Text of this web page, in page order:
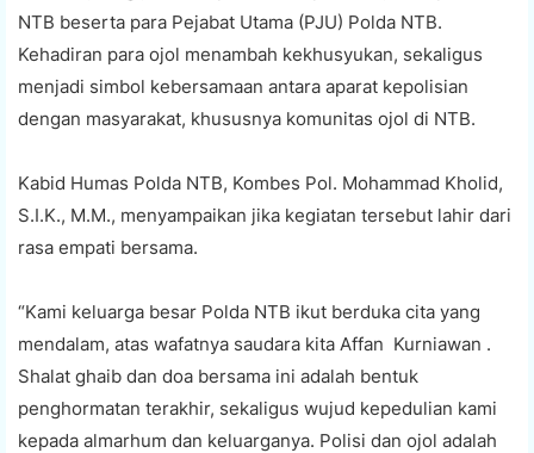
NTB beserta para Pejabat Utama (PJU) Polda NTB.
Kehadiran para ojol menambah kekhusyukan, sekaligus
menjadi simbol kebersamaan antara aparat kepolisian
dengan masyarakat, khususnya komunitas ojol di NTB.
Kabid Humas Polda NTB, Kombes Pol. Mohammad Kholid,
S.I.K., M.M., menyampaikan jika kegiatan tersebut lahir dari
rasa empati bersama.
“Kami keluarga besar Polda NTB ikut berduka cita yang
mendalam, atas wafatnya saudara kita Affan Kurniawan .
Shalat ghaib dan doa bersama ini adalah bentuk
penghormatan terakhir, sekaligus wujud kepedulian kami
kepada almarhum dan keluarganya. Polisi dan ojol adalah